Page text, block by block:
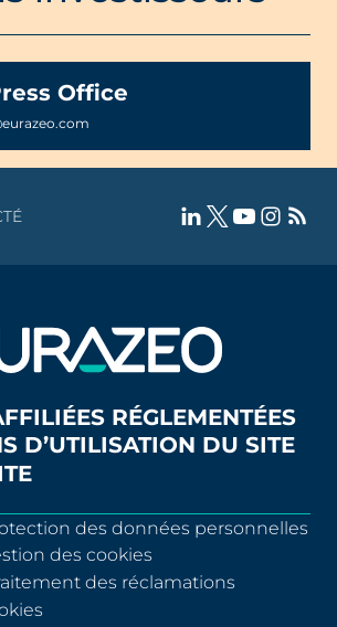
Office
RÉGLEMENTÉES
D’UTILISATION DU SITE
des données personnelles
des cookies
des réclamations